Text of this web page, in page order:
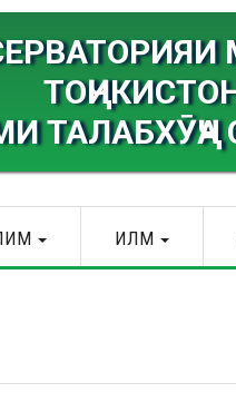
ТАЛАБХӮҶА
ИЛМ